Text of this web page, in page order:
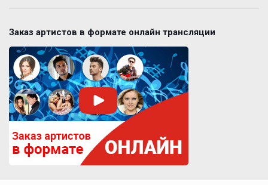
Заказ артистов в формате онлайн трансляции